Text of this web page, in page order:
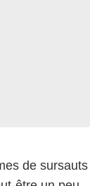
de sursauts